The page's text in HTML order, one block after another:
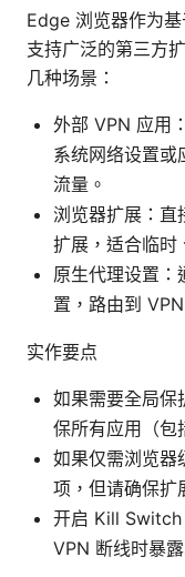
Edge 浏览器作为
支持广泛的第三方
几种场景：
外部 VPN 应用
系统网络设置
流量。
浏览器扩展：
扩展，适合临时
原生代理设置
置，路由到
实作要点
如果需要全局保
保所有应用（包
如果仅需浏览器
项，但请确保扩
开启 Kill Switch
VPN 断线时暴露